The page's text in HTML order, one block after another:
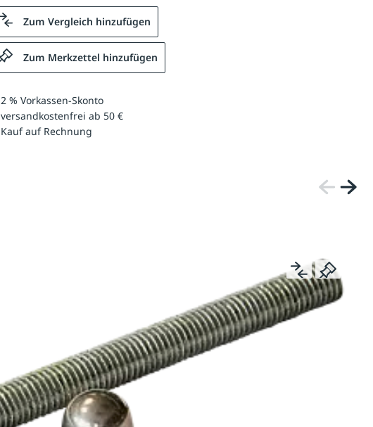
Zum Vergleich hinzufügen
Zum Merkzettel hinzufügen
2 % Vorkassen-Skonto
versandkostenfrei ab 50 €
Kauf auf Rechnung